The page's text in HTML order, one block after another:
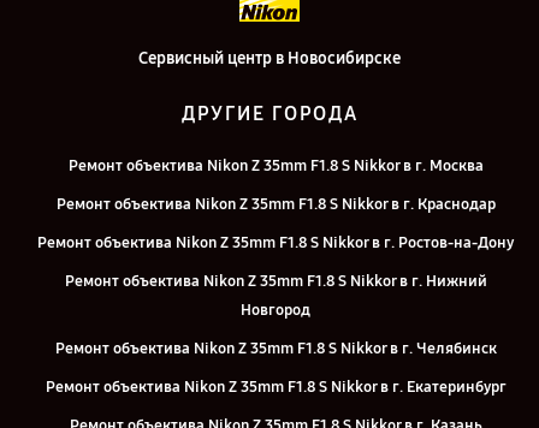
Сервисный центр в Новосибирске
ДРУГИЕ ГОРОДА
Ремонт объектива Nikon Z 35mm F1.8 S Nikkor в г. Москва
Ремонт объектива Nikon Z 35mm F1.8 S Nikkor в г. Краснодар
Ремонт объектива Nikon Z 35mm F1.8 S Nikkor в г. Ростов-на-Дону
Ремонт объектива Nikon Z 35mm F1.8 S Nikkor в г. Нижний
Новгород
Ремонт объектива Nikon Z 35mm F1.8 S Nikkor в г. Челябинск
Ремонт объектива Nikon Z 35mm F1.8 S Nikkor в г. Екатеринбург